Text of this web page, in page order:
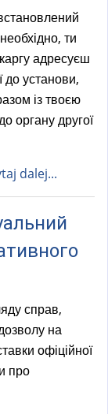
ти
адресуєш
до установи,
із твоєю
органу другої
dalej...
справ,
на
офіційної
про